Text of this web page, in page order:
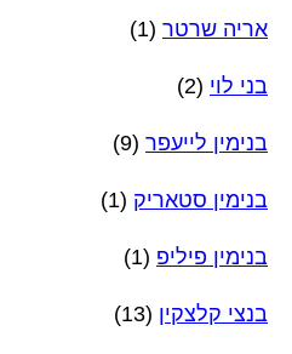
אריה שרטר (1)
בני לוי (2)
בנימין לייעפר (9)
בנימין סטאריק (1)
בנימין פיליפ (1)
בנצי קלצקין (13)